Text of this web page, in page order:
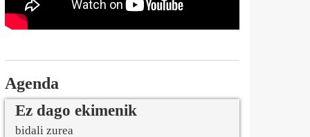
Agenda
Ez dago ekimenik
bidali zurea